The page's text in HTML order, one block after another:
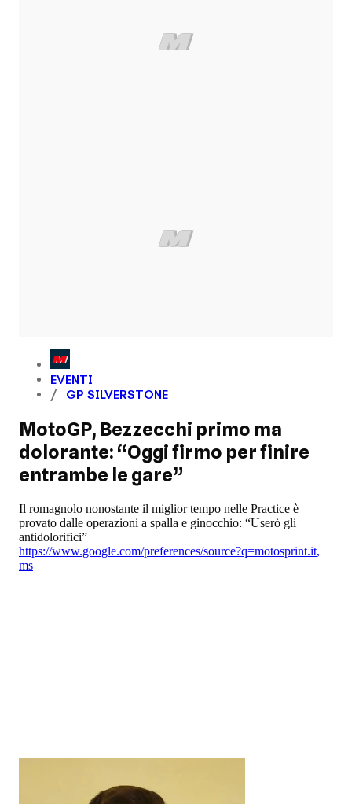
EVENTI
GP SILVERSTONE
MotoGP, Bezzecchi primo ma
dolorante: “Oggi firmo per finire
entrambe le gare”
Il romagnolo nonostante il miglior tempo nelle Practice è
provato dalle operazioni a spalla e ginocchio: “Userò gli
antidolorifici”
https://www.google.com/preferences/source?q=motosprint.it,
ms